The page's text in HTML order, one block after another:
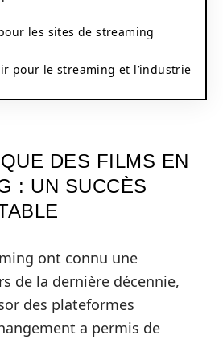
les sites de streaming
pour le streaming et l’industrie
DES FILMS EN
: UN SUCCÈS
ont connu une
de la dernière décennie,
des plateformes
a permis de